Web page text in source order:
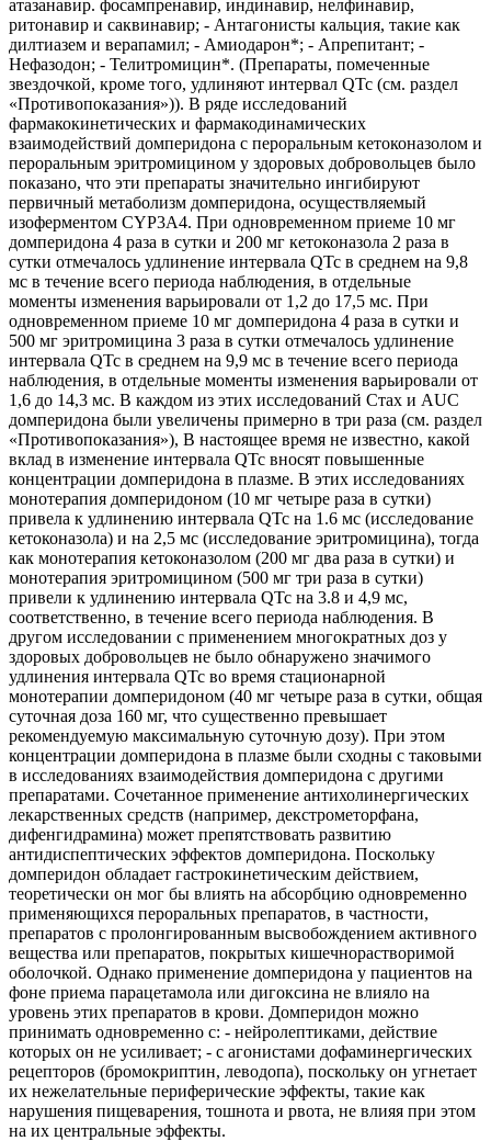
атазанавир. фосампренавир, индинавир, нелфинавир,
ритонавир и саквинавир; - Антагонисты кальция, такие как
дилтиазем и верапамил; - Амиодарон*; - Апрепитант; -
Нефазодон; - Телитромицин*. (Препараты, помеченные
звездочкой, кроме того, удлиняют интервал QTc (см. раздел
«Противопоказания»)). В ряде исследований
фармакокинетических и фармакодинамических
взаимодействий домперидона с пероральным кетоконазолом и
пероральным эритромицином у здоровых добровольцев было
показано, что эти препараты значительно ингибируют
первичный метаболизм домперидона, осуществляемый
изоферментом CYP3A4. При одновременном приеме 10 мг
домперидона 4 раза в сутки и 200 мг кетоконазола 2 раза в
сутки отмечалось удлинение интервала QTc в среднем на 9,8
мс в течение всего периода наблюдения, в отдельные
моменты изменения варьировали от 1,2 до 17,5 мс. При
одновременном приеме 10 мг домперидона 4 раза в сутки и
500 мг эритромицина 3 раза в сутки отмечалось удлинение
интервала QTc в среднем на 9,9 мс в течение всего периода
наблюдения, в отдельные моменты изменения варьировали от
1,6 до 14,3 мс. В каждом из этих исследований Стах и AUC
домперидона были увеличены примерно в три раза (см. раздел
«Противопоказания»), В настоящее время не известно, какой
вклад в изменение интервала QTc вносят повышенные
концентрации домперидона в плазме. В этих исследованиях
монотерапия домперидоном (10 мг четыре раза в сутки)
привела к удлинению интервала QTc на 1.6 мс (исследование
кетоконазола) и на 2,5 мс (исследование эритромицина), тогда
как монотерапия кетоконазолом (200 мг два раза в сутки) и
монотерапия эритромицином (500 мг три раза в сутки)
привели к удлинению интервала QTc на 3.8 и 4,9 мс,
соответственно, в течение всего периода наблюдения. В
другом исследовании с применением многократных доз у
здоровых добровольцев не было обнаружено значимого
удлинения интервала QTc во время стационарной
монотерапии домперидоном (40 мг четыре раза в сутки, общая
суточная доза 160 мг, что существенно превышает
рекомендуемую максимальную суточную дозу). При этом
концентрации домперидона в плазме были сходны с таковыми
в исследованиях взаимодействия домперидона с другими
препаратами. Сочетанное применение антихолинергических
лекарственных средств (например, декстрометорфана,
дифенгидрамина) может препятствовать развитию
антидиспептических эффектов домперидона. Поскольку
домперидон обладает гастрокинетическим действием,
теоретически он мог бы влиять на абсорбцию одновременно
применяющихся пероральных препаратов, в частности,
препаратов с пролонгированным высвобождением активного
вещества или препаратов, покрытых кишечнорастворимой
оболочкой. Однако применение домперидона у пациентов на
фоне приема парацетамола или дигоксина не влияло на
уровень этих препаратов в крови. Домперидон можно
принимать одновременно с: - нейролептиками, действие
которых он не усиливает; - с агонистами дофаминергических
рецепторов (бромокриптин, леводопа), поскольку он угнетает
их нежелательные периферические эффекты, такие как
нарушения пищеварения, тошнота и рвота, не влияя при этом
на их центральные эффекты.